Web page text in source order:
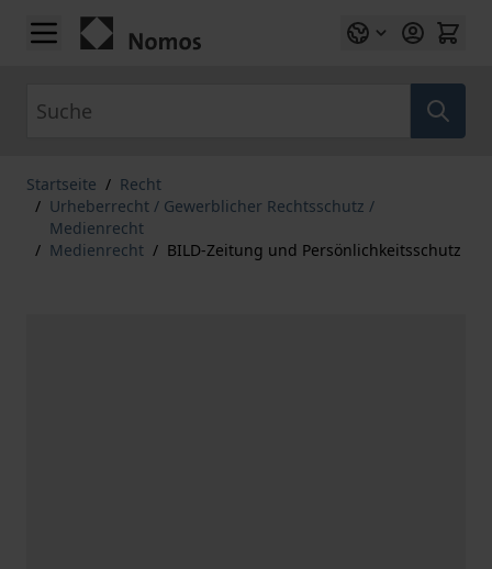
Zum Inhalt springen
Startseite / Recht
/ Urheberrecht / Gewerblicher Rechtsschutz /
Medienrecht
/ Medienrecht / BILD-Zeitung und Persönlichkeitsschutz